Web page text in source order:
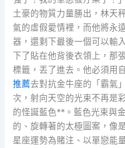
土豪的物質力量勝出，林天
氣的虛假愛情裡，而他將永
器，還剩下最後一個可以輸
下了貼在他背後衣領上，那
標籤，丟了進去。他必須用
推薦去對抗金牛座的「霸氣
次，射向天空的光束不再是
的怪誕藍色**。藍色光束與
的、旋轉著的太極圖案，像
星座運勢為賭注、以單戀能